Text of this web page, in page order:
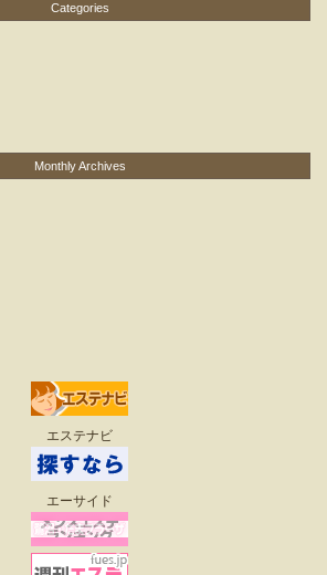
Categories
Monthly Archives
エステナビ
エーサイド